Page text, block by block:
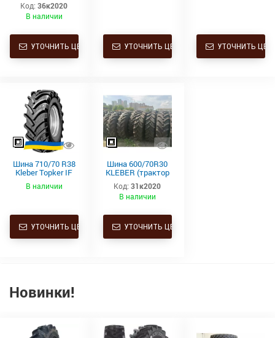
Код: 36к2020
В наличии
УТОЧНИТЬ ЦЕНУ УТОЧНИТЬ ЦЕНУ УТОЧНИТЬ
Шина 710/70 R38
Kleber Topker IF
178D/174E TL
В наличии
УТОЧНИТЬ ЦЕНУ
Шина 600/70R30
KLEBER (трактор
шина)
Код: 31к2020
В наличии
УТОЧНИТЬ ЦЕНУ
Новинки!